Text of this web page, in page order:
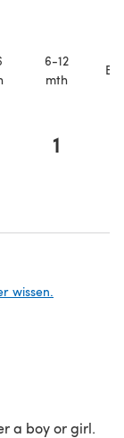
6-12
mth
1
wissen.
a boy or girl.